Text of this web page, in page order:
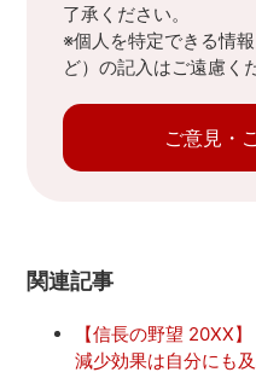
了承ください。
※個人を特定できる情
ど）の記入はご遠慮く
ご意見・
関連記事
【信長の野望 20XX
減少効果は自分にも